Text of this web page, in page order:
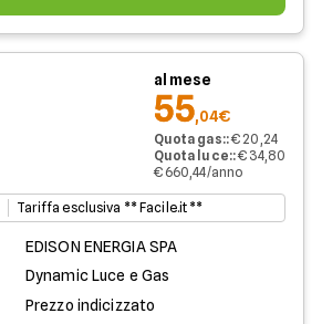
al mese
55,04€
Quota gas::€ 20,24
Quota luce::€ 34,80
€ 660,44/anno
Tariffa esclusiva ** Facile.it **
EDISON ENERGIA SPA
Dynamic Luce e Gas
Prezzo indicizzato